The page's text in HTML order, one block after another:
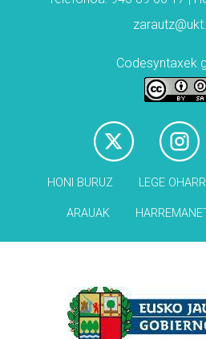
Codesyntaxek
HONI BURUZ LEGE
ARAUAK